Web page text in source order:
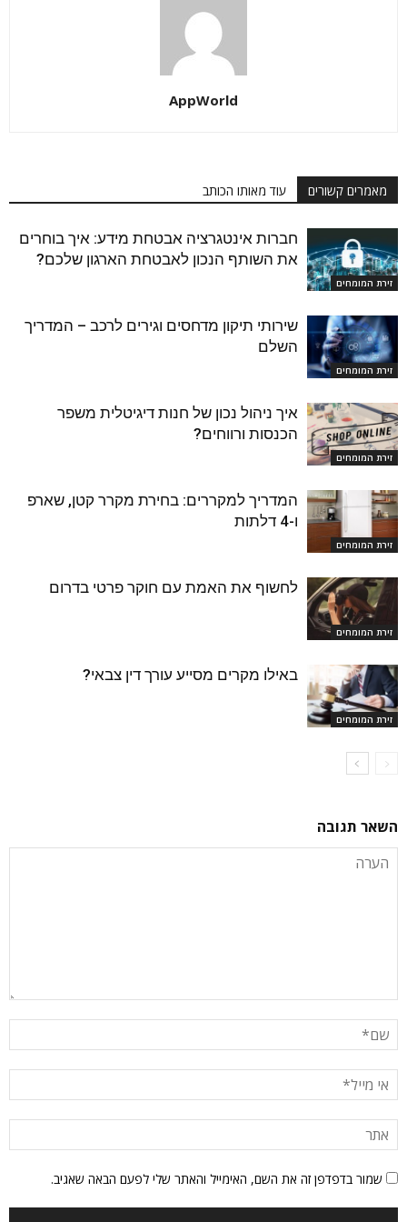
AppWorld
מאמרים קשורים עוד מאותו הכותב
זירת המומחים
חברות אינטגרציה אבטחת מידע: איך בוחרים
את השותף הנכון לאבטחת הארגון שלכם?
זירת המומחים
שירותי תיקון מדחסים וגירים לרכב – המדריך
השלם
זירת המומחים
איך ניהול נכון של חנות דיגיטלית משפר
הכנסות ורווחים?
זירת המומחים
המדריך למקררים: בחירת מקרר קטן, שארפ
ו-4 דלתות
זירת המומחים
לחשוף את האמת עם חוקר פרטי בדרום
זירת המומחים
באילו מקרים מסייע עורך דין צבאי?
השאר תגובה
שמור בדפדפן זה את השם, האימייל והאתר שלי לפעם הבאה שאגיב.